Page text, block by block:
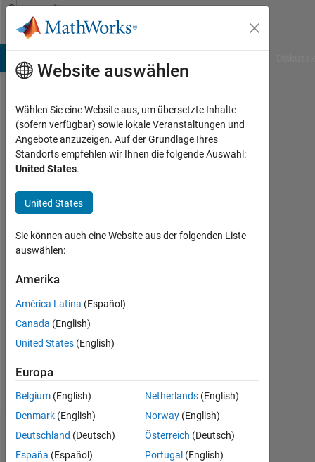
Weiter zum Inhalt
Community
Profile
VINAY
Last
seen: 4
Monate
vor
|
seit
2024
Followers:
Following:
Follow
Abzeichen
Website auswählen
Wählen Sie eine Website aus, um übersetzte Inhalte
(sofern verfügbar) sowie lokale Veranstaltungen und
Angebote anzuzeigen. Auf der Grundlage Ihres
Standorts empfehlen wir Ihnen die folgende Auswahl:
United States.
United States
Sie können auch eine Website aus der folgenden Liste
auswählen:
Amerika
América Latina (Español)
Canada (English)
United States (English)
Europa
Belgium (English)
Denmark (English)
Deutschland (Deutsch)
España (Español)
Netherlands (English)
Norway (English)
Österreich (Deutsch)
Portugal (English)